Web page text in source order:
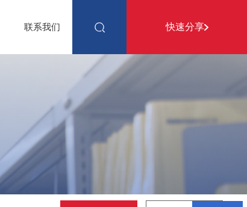
联系我们 快速分享